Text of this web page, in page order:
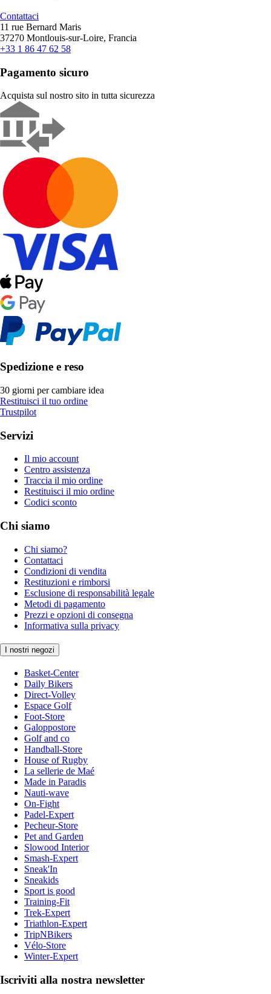
Contattaci
11 rue Bernard Maris
37270 Montlouis-sur-Loire, Francia
+33 1 86 47 62 58
Pagamento sicuro
Acquista sul nostro sito in tutta sicurezza
Spedizione e reso
30 giorni per cambiare idea
Restituisci il tuo ordine
Trustpilot
Servizi
Il mio account
Centro assistenza
Traccia il mio ordine
Restituisci il mio ordine
Codici sconto
Chi siamo
Chi siamo?
Contattaci
Condizioni di vendita
Restituzioni e rimborsi
Esclusione di responsabilità legale
Metodi di pagamento
Prezzi e opzioni di consegna
Informativa sulla privacy
I nostri negozi
Basket-Center
Daily Bikers
Direct-Volley
Espace Golf
Foot-Store
Galoppostore
Golf and co
Handball-Store
House of Rugby
La sellerie de Maé
Made in Paradis
Nauti-wave
On-Fight
Padel-Expert
Pecheur-Store
Pet and Garden
Slowood Interior
Smash-Expert
Sneak'In
Sneakids
Sport is good
Training-Fit
Trek-Expert
Triathlon-Expert
TripNBikers
Vélo-Store
Winter-Expert
Iscriviti alla nostra newsletter